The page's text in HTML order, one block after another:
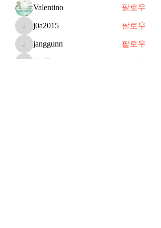
Valentino 팔로우
j0a2015
j0a2015 팔로우
janggunn
janggunn 팔로우
쥬 공 팔로우